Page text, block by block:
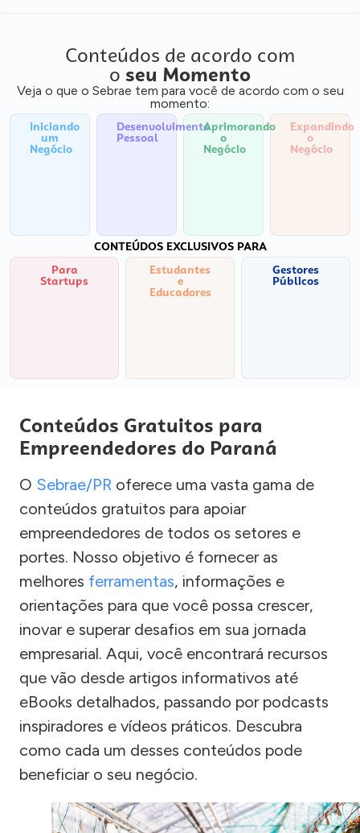
Conteúdos de acordo com
o seu Momento
Veja o que o Sebrae tem para você de acordo com o seu
momento:
Iniciando
um
Negócio
Desenvolvimento
Pessoal
Aprimorando
o
Negócio
Expandindo
o
Negócio
CONTEÚDOS EXCLUSIVOS PARA
Para
Startups
Estudantes
e
Educadores
Gestores
Públicos
Conteúdos Gratuitos para
Empreendedores do Paraná
O Sebrae/PR oferece uma vasta gama de
conteúdos gratuitos para apoiar
empreendedores de todos os setores e
portes. Nosso objetivo é fornecer as
melhores ferramentas, informações e
orientações para que você possa crescer,
inovar e superar desafios em sua jornada
empresarial. Aqui, você encontrará recursos
que vão desde artigos informativos até
eBooks detalhados, passando por podcasts
inspiradores e vídeos práticos. Descubra
como cada um desses conteúdos pode
beneficiar o seu negócio.